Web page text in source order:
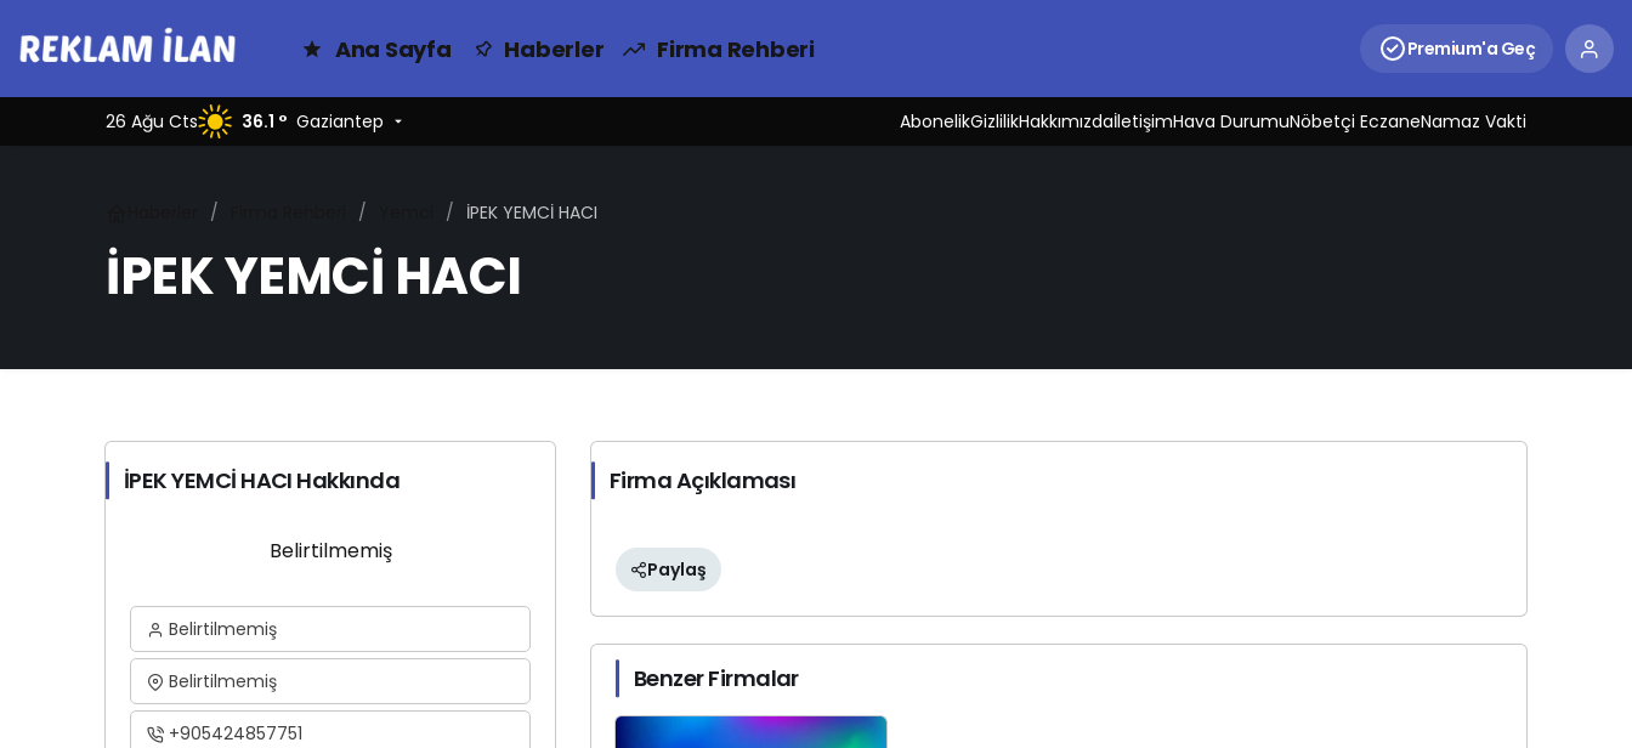
Ana Sayfa Haberler Firma Rehberi Premium'a Geç
26 Ağu Cts 36.1 ° Gaziantep AbonelikGizlilikHakkımızdaİletişimHava DurumuNöbetçi EczaneNamaz Vakti
İPEK YEMCİ HACI
İPEK YEMCİ HACI
İPEK YEMCİ HACI Hakkında
Belirtilmemiş
Belirtilmemiş
Belirtilmemiş
+905424857751
Firma Açıklaması
Paylaş
Benzer Firmalar